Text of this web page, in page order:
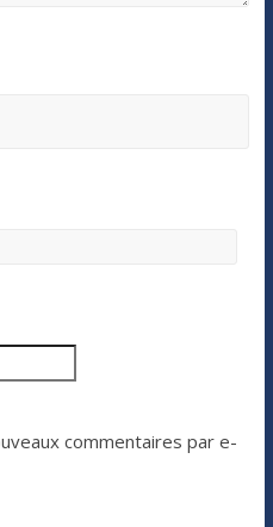
commentaires par e-